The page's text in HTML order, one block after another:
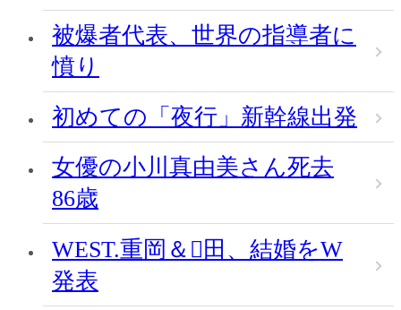
被爆者代表、世界の指導者に
憤り
初めての「夜行」新幹線出発
女優の小川真由美さん死去
86歳
WEST.重岡＆田、結婚をW
発表